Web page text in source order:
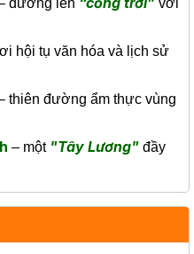
hội tụ văn hóa và lịch sử
thiên đường ẩm thực vùng
– một "Tây Lương" đầy